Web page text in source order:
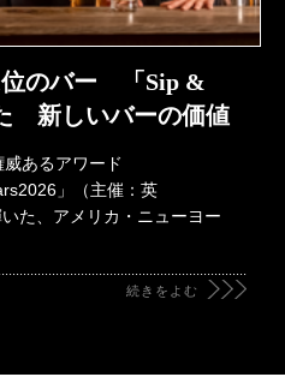
位のバー 「Sip &
新しいバーの価値
あるアワード
」（主催：英
た、アメリカ・ニューヨー
続きをよむ